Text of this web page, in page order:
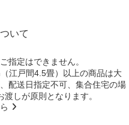
いて
指定はできません。
江戸間4.5畳）以上の商品は大
配送日指定不可、集合住宅の場
渡しが原則となります。